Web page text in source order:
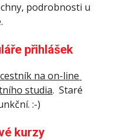
podrobnosti u
přihlášek
na on-line
studia.  Staré
:-)
kurzy